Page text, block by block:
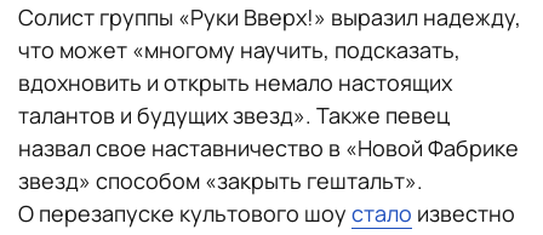
Солист группы «Руки Вверх!» выразил надежду,
что может «многому научить, подсказать,
вдохновить и открыть немало настоящих
талантов и будущих звезд». Также певец
назвал свое наставничество в «Новой Фабрике
звезд» способом «закрыть гештальт».
О перезапуске культового шоу стало известно